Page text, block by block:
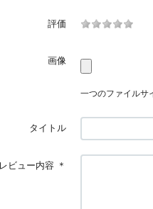
評価
画像
一つのファイルサ
タイトル
レビュー内容 ＊